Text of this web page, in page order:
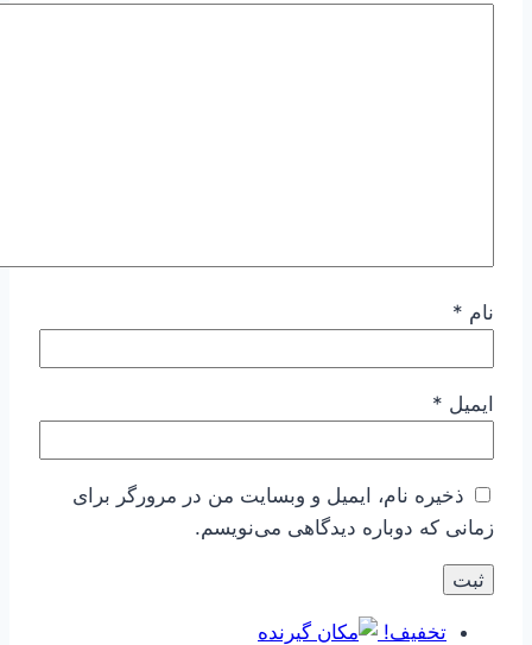
نام *
ایمیل *
ذخیره نام، ایمیل و وبسایت من در مرورگر برای
زمانی که دوباره دیدگاهی می‌نویسم.
تخفیف!